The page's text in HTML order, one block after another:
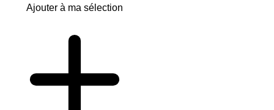
Ajouter à ma sélection